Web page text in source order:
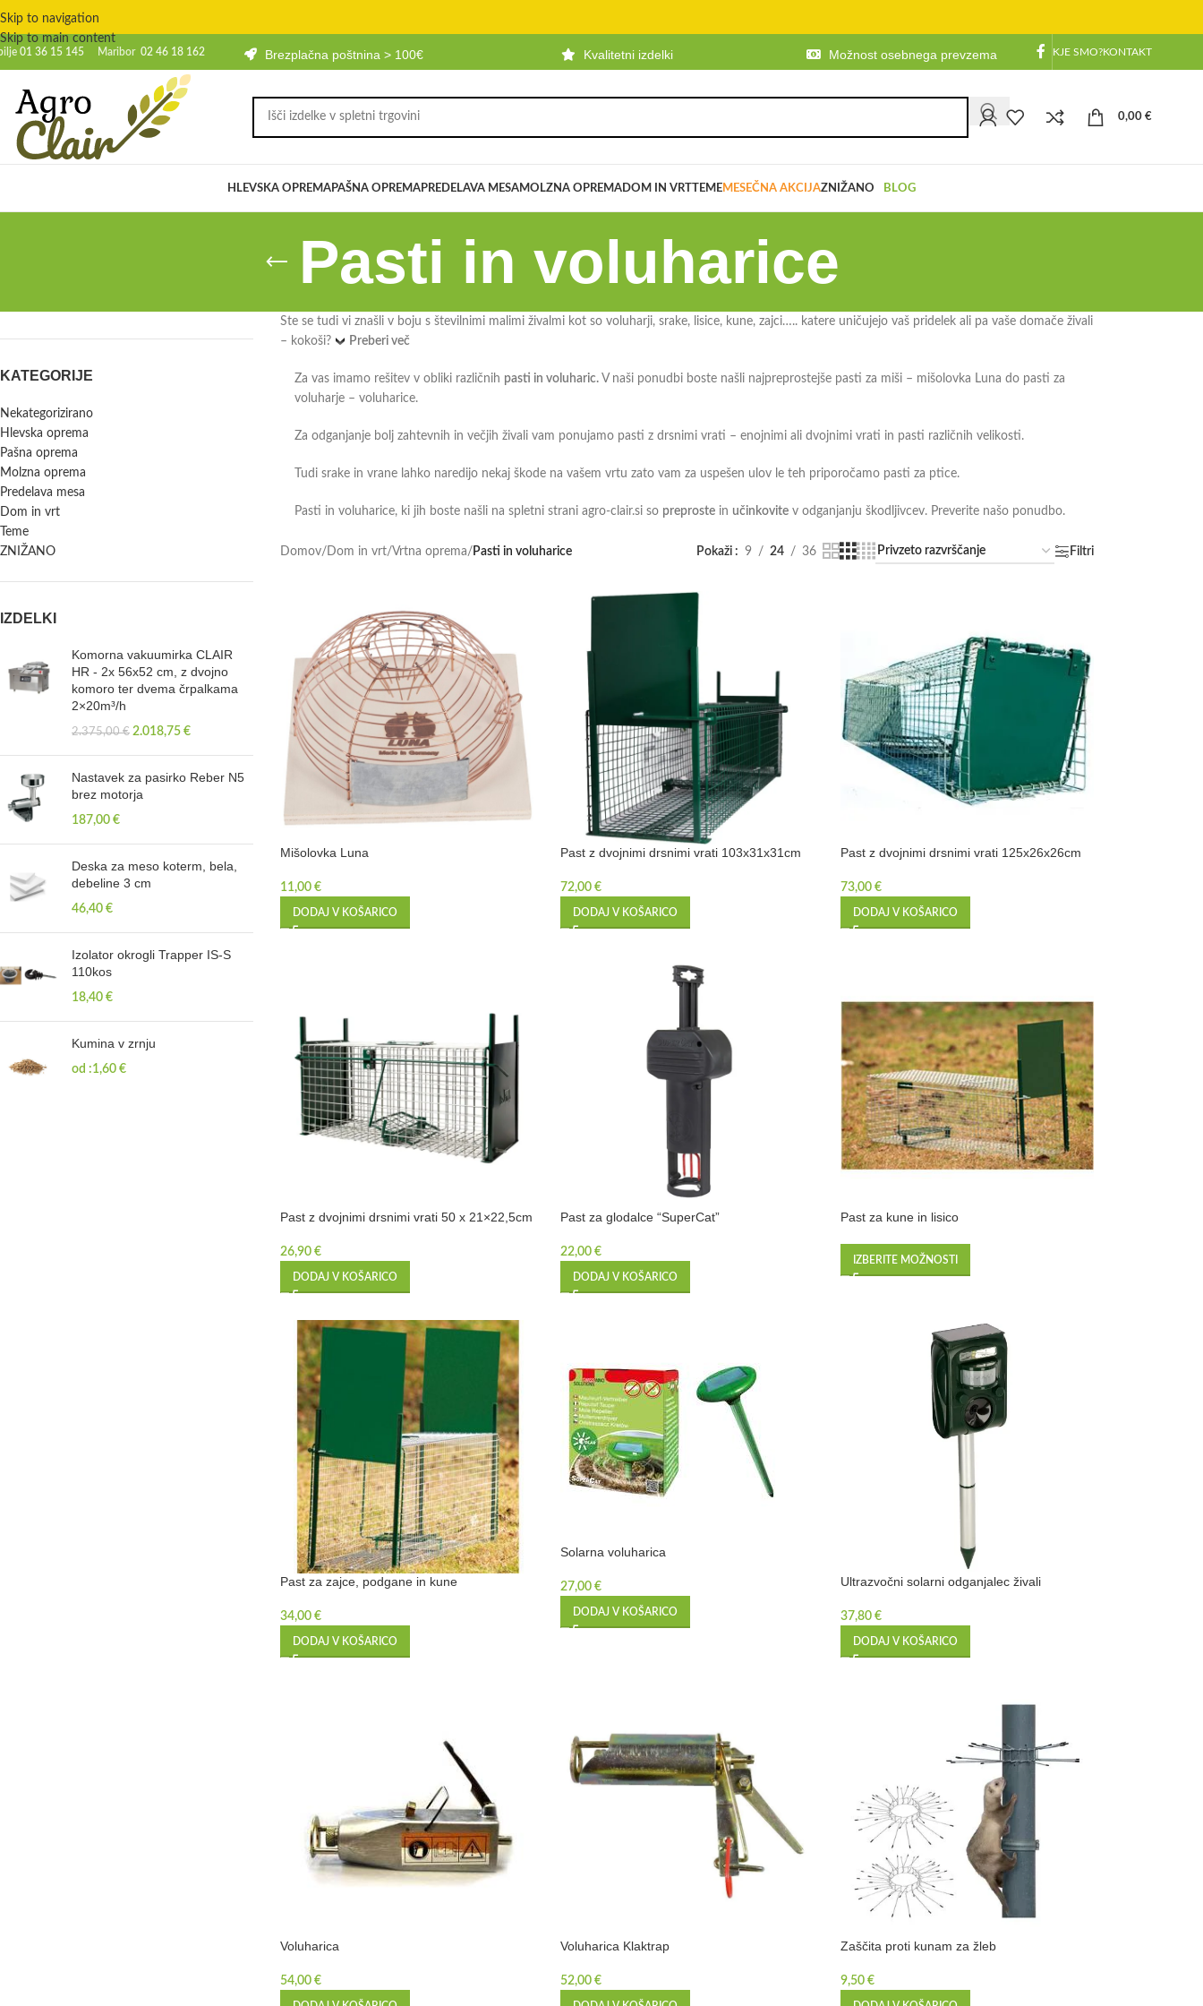
Skip to navigation
Skip to main content
01 36 15 145 Maribor 02 46 18 162 Brezplačna poštnina > 100€ Kvalitetni izdelki Možnost osebnega prevzema KJE SMO?KONTAKT
0,00 €
HLEVSKA OPREMAPAŠNA OPREMAPREDELAVA MESAMOLZNA OPREMADOM IN VRTTEMEMESEČNA AKCIJAZNIŽANO BLOG
Pasti in voluharice
KATEGORIJE
Nekategorizirano
Hlevska oprema
Pašna oprema
Molzna oprema
Predelava mesa
Dom in vrt
Teme
ZNIŽANO
IZDELKI
Komorna vakuumirka CLAIR
HR - 2x 56x52 cm, z dvojno
komoro ter dvema črpalkama
2×20m³/h
2.375,00€ 2.018,75 €
Nastavek za pasirko Reber N5
brez motorja
187,00 €
Deska za meso koterm, bela,
debeline 3 cm
46,40 €
Izolator okrogli Trapper IS-S
110kos
18,40 €
Kumina v zrnju
od :1,60 €
Ste se tudi vi znašli v boju s številnimi malimi živalmi kot so voluharji, srake, lisice, kune, zajci….. katere uničujejo vaš pridelek ali pa vaše domače živali
– kokoši?
Preberi več
Za vas imamo rešitev v obliki različnih pasti in voluharic.V naši ponudbi boste našli najpreprostejše pasti za miši – mišolovka Luna do pasti za
voluharje – voluharice.
Za odganjanje bolj zahtevnih in večjih živali vam ponujamo pasti z drsnimi vrati – enojnimi ali dvojnimi vrati in pasti različnih velikosti.
Tudi srake in vrane lahko naredijo nekaj škode na vašem vrtu zato vam za uspešen ulov le teh priporočamo pasti za ptice.
Pasti in voluharice, ki jih boste našli na spletni strani agro-clair.si so preprostein učinkovitev odganjanju škodljivcev. Preverite našo ponudbo.
Domov/ Dom in vrt/Vrtna oprema/ Pasti in voluharice Pokaži 9 24 36 Filtri
Mišolovka Luna
11,00 €
DODAJ V KOŠARICO
Past z dvojnimi drsnimi vrati 103x31x31cm
72,00 €
DODAJ V KOŠARICO
Past z dvojnimi drsnimi vrati 125x26x26cm
73,00 €
DODAJ V KOŠARICO
Past z dvojnimi drsnimi vrati 50 x 21×22,5cm
26,90 €
DODAJ V KOŠARICO
Past za glodalce “SuperCat”
22,00 €
DODAJ V KOŠARICO
Past za kune in lisico
IZBERITE MOŽNOSTI
Past za zajce, podgane in kune
34,00 €
DODAJ V KOŠARICO
Solarna voluharica
27,00 €
DODAJ V KOŠARICO
Ultrazvočni solarni odganjalec živali
37,80 €
DODAJ V KOŠARICO
Voluharica
54,00 €
Voluharica Klaktrap
52,00 €
Zaščita proti kunam za žleb
9,50 €